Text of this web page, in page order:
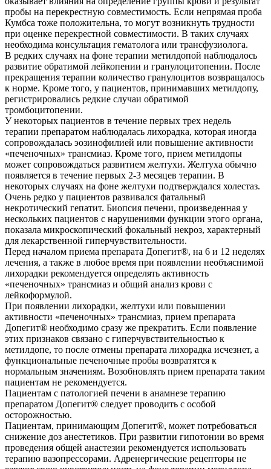
пробы на перекрестную совместимость. Если непрямая проба
Кумбса тоже положительна, то могут возникнуть трудности
при оценке перекрестной совместимости. В таких случаях
необходима консультация гематолога или трансфузиолога.
В редких случаях на фоне терапии метилдопой наблюдалось
развитие обратимой лейкопении и гранулоцитопении. После
прекращения терапии количество гранулоцитов возвращалось
к норме. Кроме того, у пациентов, принимавших метилдопу,
регистрировались редкие случаи обратимой
тромбоцитопении.
У некоторых пациентов в течение первых трех недель
терапии препаратом наблюдалась лихорадка, которая иногда
сопровождалась эозинофилией или повышение активности
«печеночных» трансмиаз. Кроме того, прием метилдопы
может сопровождаться развитием желтухи. Желтуха обычно
появляется в течение первых 2-3 месяцев терапии. В
некоторых случаях на фоне желтухи подтверждался холестаз.
Очень редко у пациентов развивался фатальный
некротический гепатит. Биопсия печени, произведенная у
нескольких пациентов с нарушениями функции этого органа,
показала микроскопический фокальный некроз, характерный
для лекарственной гиперчувствительности.
Перед началом приема препарата Допегит®, на 6 и 12 неделях
лечения, а также в любое время при появлении необъяснимой
лихорадки рекомендуется определять активность
«печеночных» трансмиаз и общий анализ крови с
лейкоформулой.
При появлении лихорадки, желтухи или повышении
активности «печеночных» трансмиаз, прием препарата
Допегит® необходимо сразу же прекратить. Если появление
этих признаков связано с гиперчувствительностью к
метилдопе, то после отмены препарата лихорадка исчезнет, а
функциональные печеночные пробы возвратятся к
нормальным значениям. Возобновлять прием препарата таким
пациентам не рекомендуется.
Пациентам с патологией печени в анамнезе терапию
препаратом Допегит® следует проводить с особой
осторожностью.
Пациентам, принимающим Допегит®, может потребоваться
снижение доз анестетиков. При развитии гипотонии во время
проведения общей анастезии рекомендуется использовать
терапию вазопрессорами. Адренергические рецепторы не